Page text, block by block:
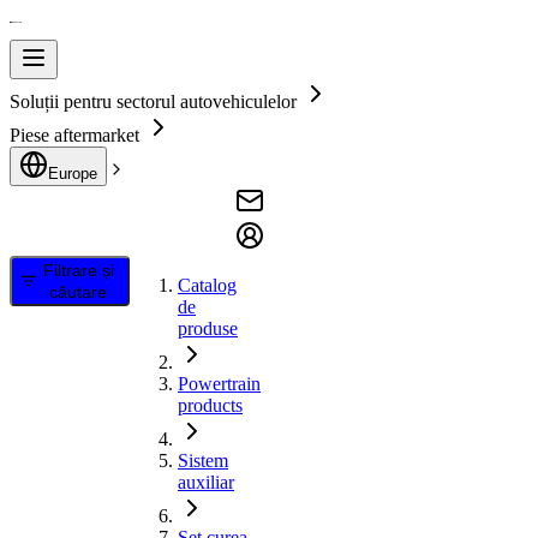
Soluții pentru sectorul autovehiculelor
Piese aftermarket
Europe
Filtrare și
căutare
Catalog
de
produse
Powertrain
products
Sistem
auxiliar